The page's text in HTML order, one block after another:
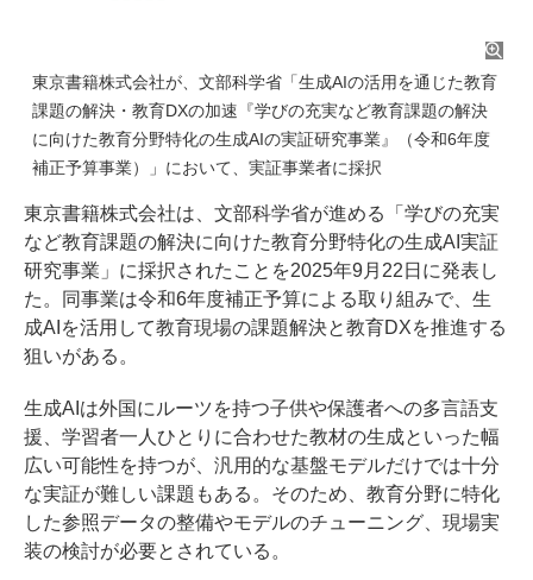
東京書籍株式会社が、文部科学省「生成AIの活用を通じた教育
課題の解決・教育DXの加速『学びの充実など教育課題の解決
に向けた教育分野特化の生成AIの実証研究事業』（令和6年度
補正予算事業）」において、実証事業者に採択
東京書籍株式会社は、文部科学省が進める「学びの充実
など教育課題の解決に向けた教育分野特化の生成AI実証
研究事業」に採択されたことを2025年9月22日に発表し
た。同事業は令和6年度補正予算による取り組みで、生
成AIを活用して教育現場の課題解決と教育DXを推進する
狙いがある。
生成AIは外国にルーツを持つ子供や保護者への多言語支
援、学習者一人ひとりに合わせた教材の生成といった幅
広い可能性を持つが、汎用的な基盤モデルだけでは十分
な実証が難しい課題もある。そのため、教育分野に特化
した参照データの整備やモデルのチューニング、現場実
装の検討が必要とされている。